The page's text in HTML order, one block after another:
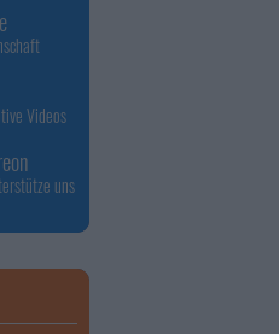
Videos
uns